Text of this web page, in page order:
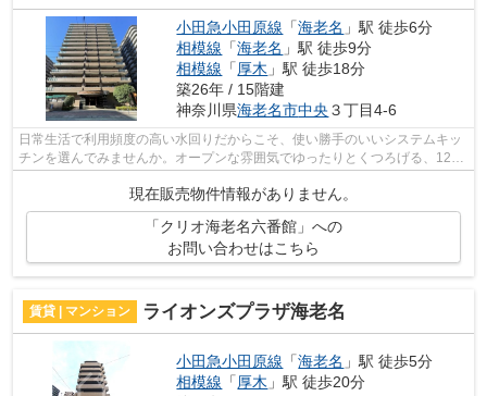
小田急小田原線 「海老名 」駅 徒歩6分
相模線 「海老名 」駅 徒歩9分
相模線 「厚木 」駅 徒歩18分
築26年 / 15階建
神奈川県海老名市中央 ３丁目4-6
日常生活で利用頻度の高い水回りだからこそ、使い勝手のいいシステムキッ
チンを選んでみませんか。オープンな雰囲気でゆったりとくつろげる、12帖
現在販売物件情報がありません。
「クリオ海老名六番館」への
お問い合わせはこちら
賃貸 | マンション ライオンズプラザ海老名
小田急小田原線 「海老名 」駅 徒歩5分
相模線 「厚木 」駅 徒歩20分